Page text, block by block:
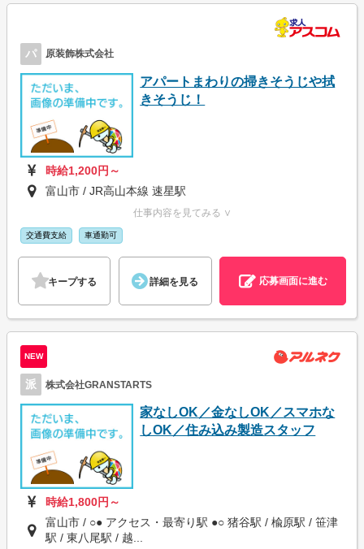
パ 原装飾株式会社
アパートまわりの掃きそうじや拭
きそうじ！
時給1,200円～
富山市 / JR高山本線 速星駅
仕事内容を見てみる ∨
交通費支給 車通勤可
キープする 詳細を見る 応募画面に進む
NEW
派 株式会社GRANSTARTS
家なしOK／金なしOK／スマホな
しOK／住み込み製造スタッフ
時給1,800円～
富山市 / ○● アクセス・最寄り駅 ●○ 猪谷駅 / 楡原駅 / 笹津
駅 / 東八尾駅 / 越...